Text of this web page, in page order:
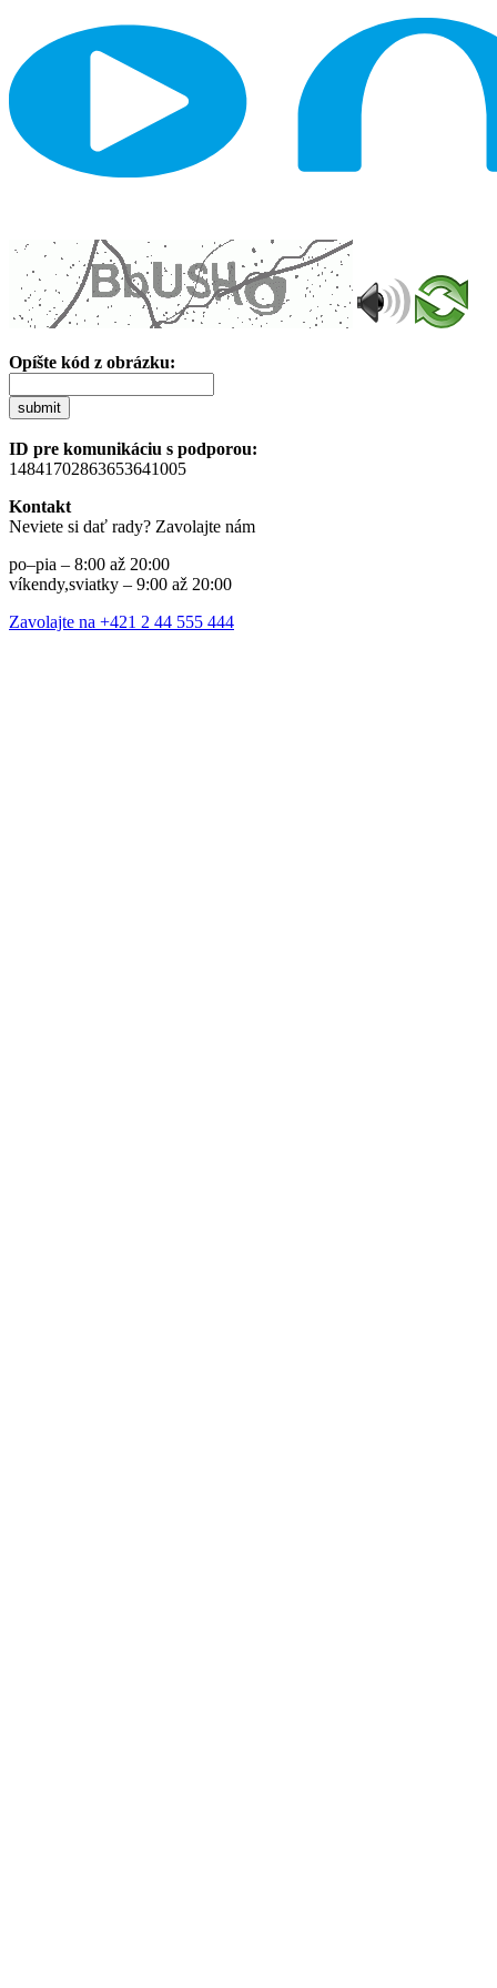
Opíšte kód z obrázku:
submit
ID pre komunikáciu s podporou:
14841702863653641005
Kontakt
Neviete si dať rady? Zavolajte nám
po–pia – 8:00 až 20:00
víkendy,sviatky – 9:00 až 20:00
Zavolajte na +421 2 44 555 444